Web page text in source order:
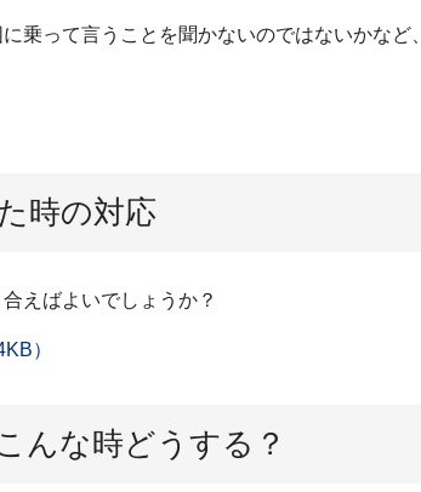
乗って言うことを聞かないのではないかな
時の対応
えばよいでしょうか？
）
んな時どうする？